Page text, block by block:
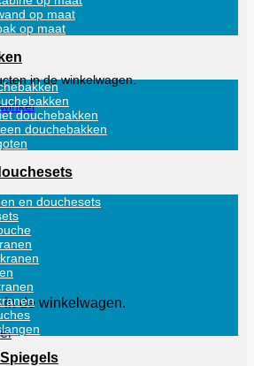
in de winkelwagen.
in de winkelwagen.
op maat
op maat
douchebakken
douchebakken
en douchesets